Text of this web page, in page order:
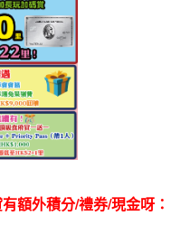
額外積分/禮券/現金呀：